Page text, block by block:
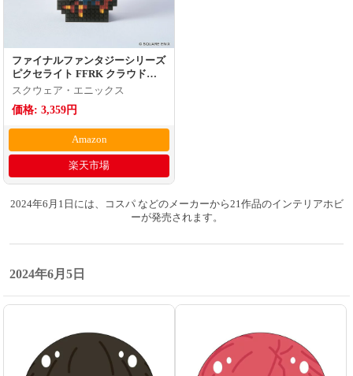
ファイナルファンタジーシリーズ
ピクセライト FFRK クラウド・
ストライフ
スクウェア・エニックス
価格: 3,359円
Amazon
楽天市場
2024年6月1日には、コスパ などのメーカーから21作品のインテリアホビ
ーが発売されます。
2024年6月5日